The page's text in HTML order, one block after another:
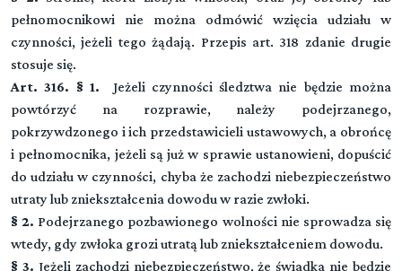
pełnomocnikowi nie można odmówić wzięcia udziału w
czynności, jeżeli tego żądają. Przepis art. 318 zdanie drugie
stosuje się.
Art. 316. § 1. Jeżeli czynności śledztwa nie będzie można
powtórzyć na rozprawie, należy podejrzanego,
pokrzywdzonego i ich przedstawicieli ustawowych, a obrońcę
i pełnomocnika, jeżeli są już w sprawie ustanowieni, dopuścić
do udziału w czynności, chyba że zachodzi niebezpieczeństwo
utraty lub zniekształcenia dowodu w razie zwłoki.
§ 2. Podejrzanego pozbawionego wolności nie sprowadza się
wtedy, gdy zwłoka grozi utratą lub zniekształceniem dowodu.
§ 3. Jeżeli zachodzi niebezpieczeństwo, że świadka nie będzie
Dział I (art. 1-23)
Przepisy wstępne
Przeczytaj zawartość działu
Dział II (art. -)
Sąd
▼
Rozdział 1 (art. 24 - 39)
Właściwość i skład sądu
Rozdział 2 (art. 40 - 44)
Przeczytaj zawartość działu
DZIAŁ III (art. -)
Strony, obrońcy, pełnomocnicy, przedstawiciel społeczny
▼
Rozdział 3 (art. 45 - 48)
Oskarżyciel publiczny
Rozdział 4 (art. 49 - 52)
DZIAŁ IV (art. -)
Czynności procesowe
▼